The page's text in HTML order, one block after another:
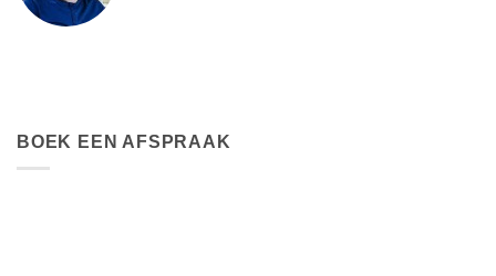
BOEK EEN AFSPRAAK